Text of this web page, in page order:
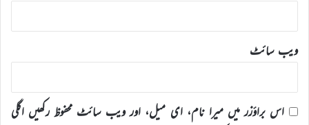
ویب‌ سائٹ
اس براؤزر میں میرا نام، ای میل، اور ویب سائٹ محفوظ رکھیں اگلی